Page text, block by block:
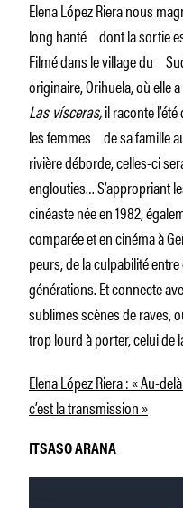
Elena López Riera nous
long hanté dont la sortie
Filmé dans le village du
originaire, Orihuela, où elle
Las vísceras,il raconte
les femmes de sa famille
rivière déborde, celles-ci
englouties… S’appropriant
cinéaste née en 1982,
comparée et en cinéma à
peurs, de la culpabilité
générations. Et connecte
sublimes scènes de raves,
trop lourd à porter, celui de
Elena López Riera : « Au-
c’est la transmission »
ITSASO ARANA